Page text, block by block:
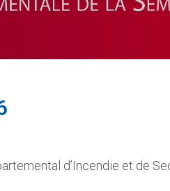
d’Incendie et de